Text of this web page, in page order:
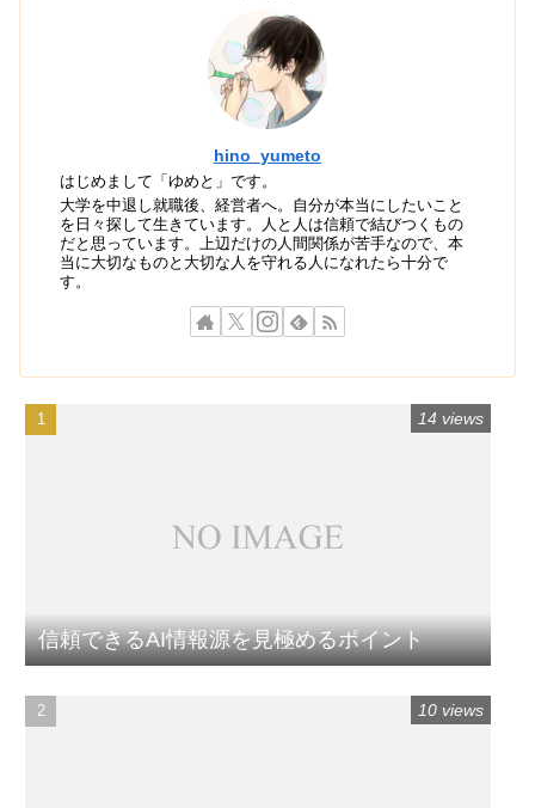
hino_yumeto
はじめまして「ゆめと」です。
大学を中退し就職後、経営者へ。自分が本当にしたいこと
を日々探して生きています。人と人は信頼で結びつくもの
だと思っています。上辺だけの人間関係が苦手なので、本
当に大切なものと大切な人を守れる人になれたら十分で
す。
信頼できるAI情報源を見極めるポイント
14 views
10 views